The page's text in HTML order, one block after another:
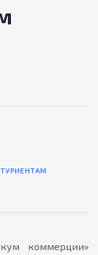
коммерции»